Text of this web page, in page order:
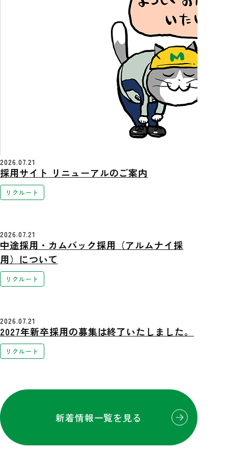
2026.07.21
採用サイト リニューアルのご案内
リクルート
2026.07.21
中途採用・カムバック採用（アルムナイ採
用）について
リクルート
2026.07.21
2027年新卒採用の募集は終了いたしました。
リクルート
新着情報一覧を見る